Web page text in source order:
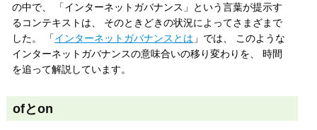
の中で、 「インターネットガバナンス」という言葉が提示す
るコンテキストは、 そのときどきの状況によってさまざまで
した。 「インターネットガバナンスとは 」では、 このような
インターネットガバナンスの意味合いの移り変わりを、 時間
を追って解説しています。
ofとon